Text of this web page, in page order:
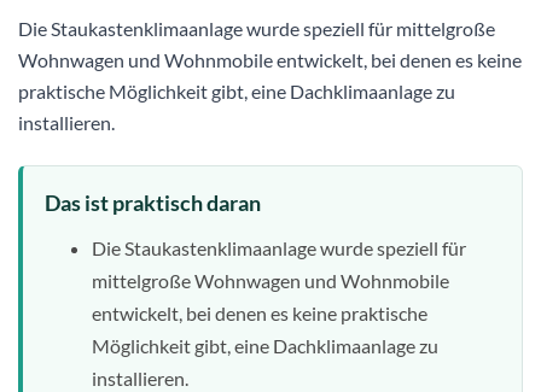
Die Staukastenklimaanlage wurde speziell für mittelgroße
Wohnwagen und Wohnmobile entwickelt, bei denen es keine
praktische Möglichkeit gibt, eine Dachklimaanlage zu
installieren.
Das ist praktisch daran
Die Staukastenklimaanlage wurde speziell für
mittelgroße Wohnwagen und Wohnmobile
entwickelt, bei denen es keine praktische
Möglichkeit gibt, eine Dachklimaanlage zu
installieren.